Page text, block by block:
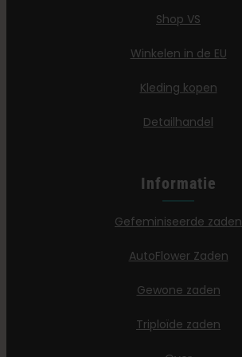
Shop VS
Winkelen in de EU
Kleding kopen
Detailhandel
Informatie
Gefeminiseerde zaden
AutoFlower Zaden
Gewone zaden
Triploïde zaden